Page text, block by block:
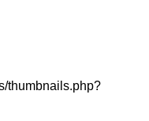
thumbnails.php?